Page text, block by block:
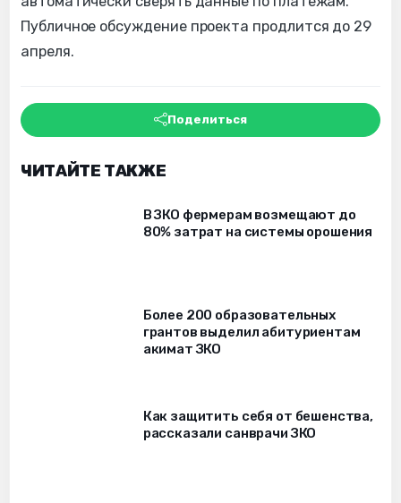
Публичное обсуждение проекта продлится до 29
апреля.
Поделиться
ЧИТАЙТЕ ТАКЖЕ
В ЗКО фермерам возмещают до
80% затрат на системы орошения
Более 200 образовательных
грантов выделил абитуриентам
акимат ЗКО
Как защитить себя от бешенства,
рассказали санврачи ЗКО